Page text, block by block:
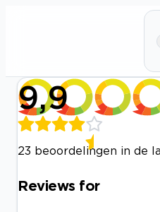
9,9
23 beoordelingen in de
Reviews for